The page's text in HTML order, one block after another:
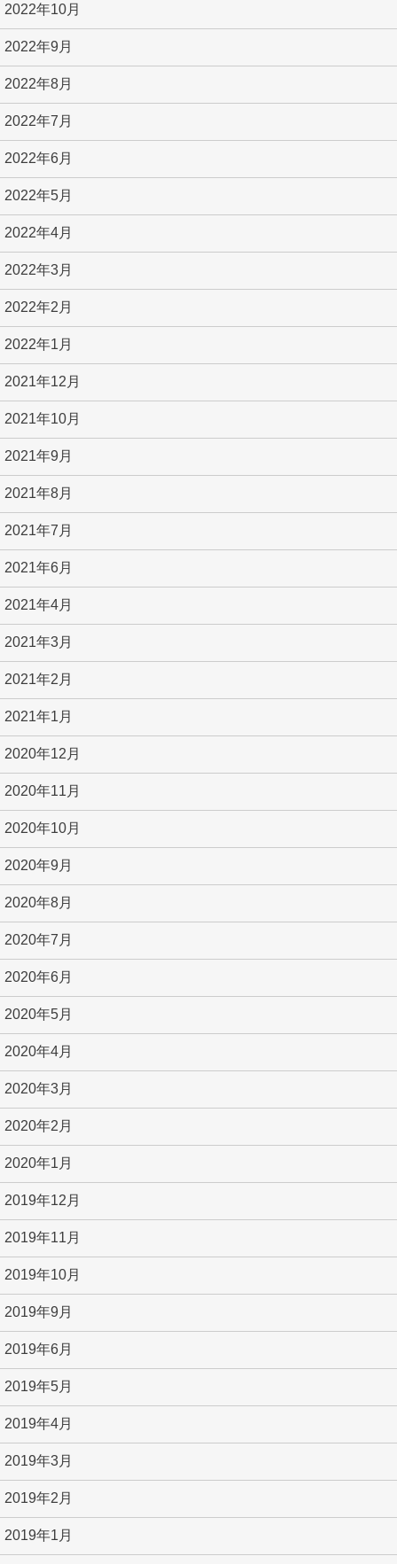
2022年10月
2022年9月
2022年8月
2022年7月
2022年6月
2022年5月
2022年4月
2022年3月
2022年2月
2022年1月
2021年12月
2021年10月
2021年9月
2021年8月
2021年7月
2021年6月
2021年4月
2021年3月
2021年2月
2021年1月
2020年12月
2020年11月
2020年10月
2020年9月
2020年8月
2020年7月
2020年6月
2020年5月
2020年4月
2020年3月
2020年2月
2020年1月
2019年12月
2019年11月
2019年10月
2019年9月
2019年6月
2019年5月
2019年4月
2019年3月
2019年2月
2019年1月